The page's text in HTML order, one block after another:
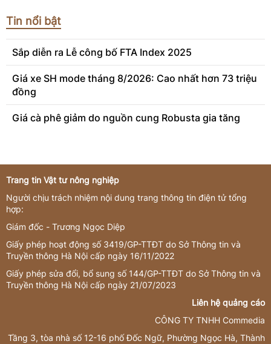
Tin nổi bật
Sắp diễn ra Lễ công bố FTA Index 2025
Giá xe SH mode tháng 8/2026: Cao nhất hơn 73 triệu
đồng
Giá cà phê giảm do nguồn cung Robusta gia tăng
Trang tin Vật tư nông nghiệp
Người chịu trách nhiệm nội dung trang thông tin điện tử tổng
hợp:
Giám đốc - Trương Ngọc Diệp
Giấy phép hoạt động số 3419/GP-TTĐT do Sở Thông tin và
Truyền thông Hà Nội cấp ngày 16/11/2022
Giấy phép sửa đổi, bổ sung số 144/GP-TTĐT do Sở Thông tin và
Truyền thông Hà Nội cấp ngày 21/07/2023
Liên hệ quảng cáo
CÔNG TY TNHH Commedia
Tầng 3, tòa nhà số 12-16 phố Đốc Ngữ, Phường Ngọc Hà, Thành